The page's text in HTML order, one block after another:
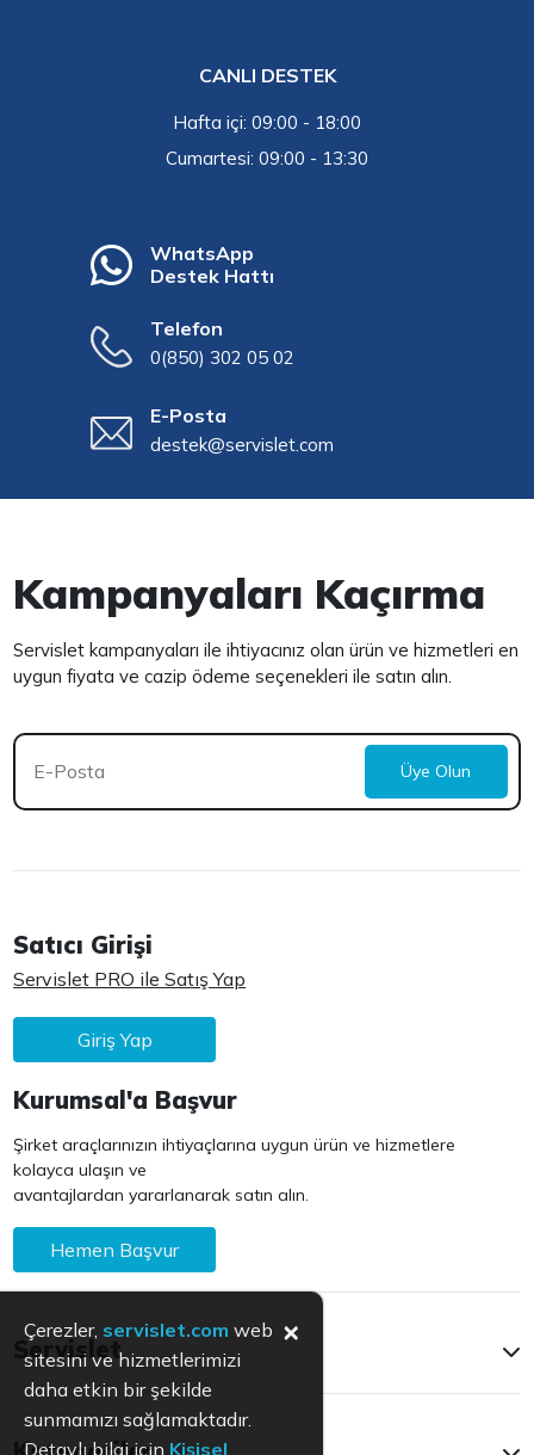
CANLI DESTEK
Hafta içi: 09:00 - 18:00
Cumartesi: 09:00 - 13:30
WhatsApp
Destek Hattı
Telefon
0(850) 302 05 02
E-Posta
destek@servislet.com
Kampanyaları Kaçırma
Servislet kampanyaları ile ihtiyacınız olan ürün ve hizmetleri en
uygun fiyata ve cazip ödeme seçenekleri ile satın alın.
Üye Olun
Satıcı Girişi
Servislet PRO ile Satış Yap
Giriş Yap
Kurumsal'a Başvur
Şirket araçlarınızın ihtiyaçlarına uygun ürün ve hizmetlere
kolayca ulaşın ve
avantajlardan yararlanarak satın alın.
Hemen Başvur
Servislet
Çerezler, servislet.com web
sitesini ve hizmetlerimizi
daha etkin bir şekilde
sunmamızı sağlamaktadır.
Detaylı bilgi için Kişisel
×